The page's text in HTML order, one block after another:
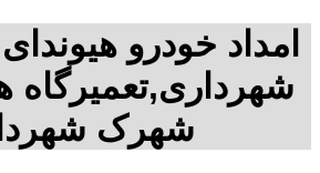
امداد خودرو
شهرداری,تعمیرگاه
شهرک